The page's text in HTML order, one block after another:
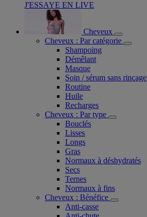
J'ESSAYE EN LIVE
Cheveux
Cheveux : Par catégorie
Shampoing
Démêlant
Masque
Soin / sérum sans rinçage
Routine
Huile
Recharges
Cheveux : Par type
Bouclés
Lisses
Longs
Gras
Normaux à déshydratés
Secs
Ternes
Normaux à fins
Cheveux : Bénéfice
Anti-casse